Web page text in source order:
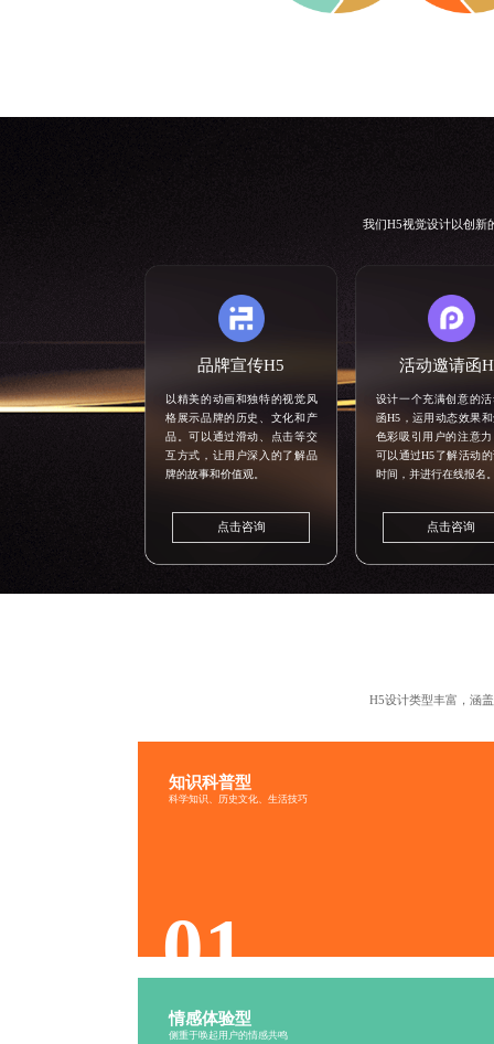
我们H5视觉设计以创新
品牌宣传H5
以精美的动画和独特的视觉风
格展示品牌的历史、文化和产
品。可以通过滑动、点击等交
互方式，让用户深入的了解品
牌的故事和价值观。
点击咨询
活动邀请函
设计一个充满创意的
函H5，运用动态效果
色彩吸引用户的注意
可以通过H5了解活动
时间，并进行在线报名
点击咨询
H5设计类型丰富 ，涵
知识科普型
科学知识、历史文化、生活技巧
01
情感体验型
侧重于唤起用户的情感共鸣